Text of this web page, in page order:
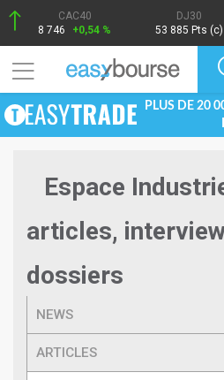
CAC40
8 746
+0,54 %
DJ30
53 885 Pts (c)
PLUS DE 20
Espace
articles,
dossiers
NEWS
ARTICLES